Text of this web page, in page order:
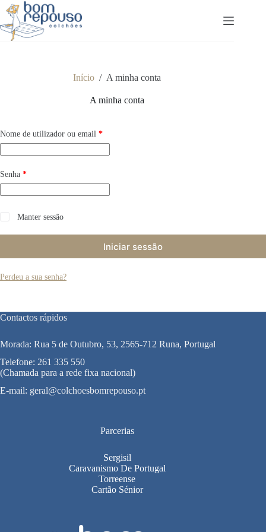
Pular
para
o
conteúdo
Início / A minha conta
A minha conta
Nome de utilizador ou email *Obrigatório
Senha *Obrigatório
Manter sessão
Iniciar sessão
Perdeu a sua senha?
Contactos rápidos
Morada: Rua 5 de Outubro, 53, 2565-712 Runa, Portugal
Telefone: 261 335 550
(Chamada para a rede fixa nacional)
E-mail: geral@colchoesbomrepouso.pt
Parcerias
Sergisil
Caravanismo De Portugal
Torreense
Cartão Sénior